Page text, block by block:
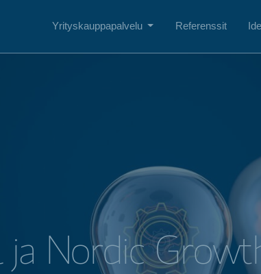
Yrityskauppapalvelu Referenssit
ja Nordic